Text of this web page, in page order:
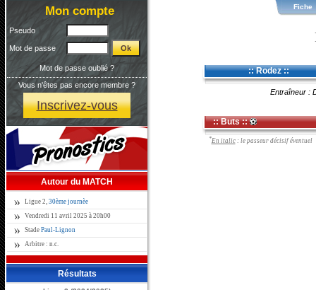
Mon compte
Pseudo
Mot de passe
Mot de passe oublié ?
Vous n'êtes pas encore membre ?
Inscrivez-vous
Autour du MATCH
Ligue 2, 30ème journèe
Vendredi 11 avril 2025 à 20h00
Stade Paul-Lignon
Arbitre : n.c.
Résultats
Fiche
:: Rodez ::
Entraîneur :
:: Buts ::
*En italic: le passeur décisif éventuel